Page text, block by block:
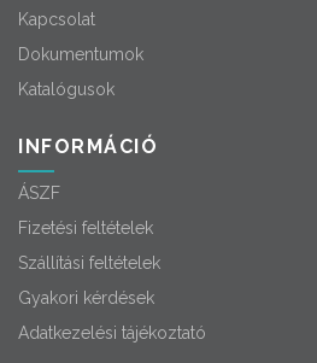
Kapcsolat
Dokumentumok
Katalógusok
INFORMÁCIÓ
ÁSZF
Fizetési feltételek
Szállítási feltételek
Gyakori kérdések
Adatkezelési tájékoztató